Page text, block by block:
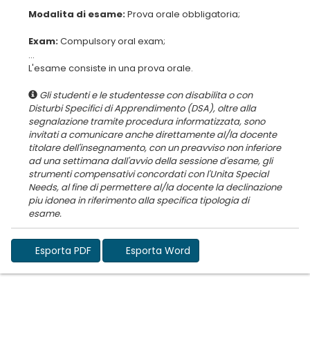
Modalita di esame:
Exam:
...
Gli studenti e le studentesse con disabilita o con
Disturbi Specifici di Apprendimento (DSA), oltre alla
segnalazione tramite procedura informatizzata, sono
invitati a comunicare anche direttamente al/la docente
titolare dell'insegnamento, con un preavviso non inferiore
ad una settimana dall'avvio della sessione d'esame, gli
strumenti compensativi concordati con l'Unita Special
Needs, al fine di permettere al/la docente la declinazione
piu idonea in riferimento alla specifica tipologia di
Esporta PDF Esporta Word